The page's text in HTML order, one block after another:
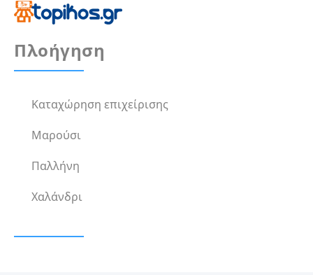
Πλοήγηση
Καταχώρηση επιχείρισης
Μαρούσι
Παλλήνη
Χαλάνδρι